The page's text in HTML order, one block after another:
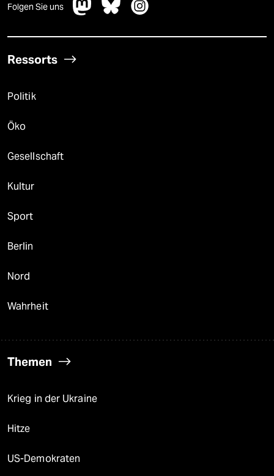
Folgen Sie uns
Ressorts
Politik
Öko
Gesellschaft
Kultur
Sport
Berlin
Nord
Wahrheit
Themen
Krieg in der Ukraine
Hitze
US-Demokraten